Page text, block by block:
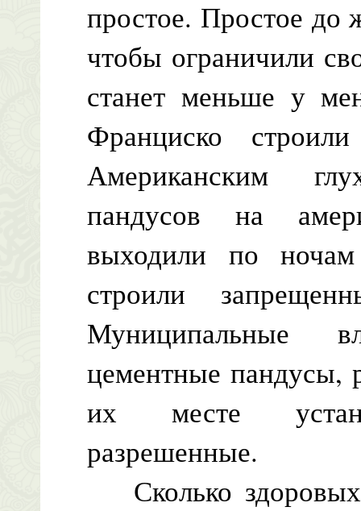
простое. Простое до
чтобы ограничили
станет меньше у
Франциско
Американским
пандусов на
выходили по
строили
Муниципальные
цементные пандусы,
их месте
разрешенные.
Сколько